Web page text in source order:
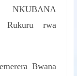
Rukuru rwa
Bwana